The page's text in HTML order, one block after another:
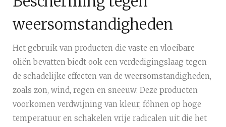
weersomstandigheden
Het gebruik van producten die vaste en vloeibare
oliën bevatten biedt ook een verdedigingslaag tegen
de schadelijke effecten van de weersomstandigheden,
zoals zon, wind, regen en sneeuw. Deze producten
voorkomen verdwijning van kleur, föhnen op hoge
temperatuur en schakelen vrije radicalen uit die het